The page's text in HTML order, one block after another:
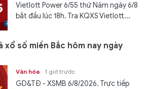
Vietlott Power 6/55 thứ Năm ngày 6/8
bắt đầu lúc 18h. Tra KQXS Vietlott...
xổ số miền Bắc hôm nay ngày
Văn hóa 1 giờ trước
GD&TĐ - XSMB 6/8/2026. Trực tiếp